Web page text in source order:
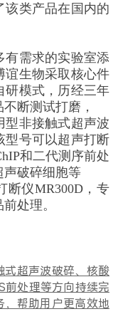
该类产品在国内的
有需求的实验室添
谊生物采取核心件
研模式，历经三年
断测试打磨，
型非接触式超声波
型号可以超声打断
和二代测序前处
声破碎细胞等
断仪MR300D，专
处理。
式超声波破碎、核酸
前处理等方向持续完
，帮助用户更高效地